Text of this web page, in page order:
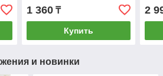
1 360₸
Купить
2
и новинки